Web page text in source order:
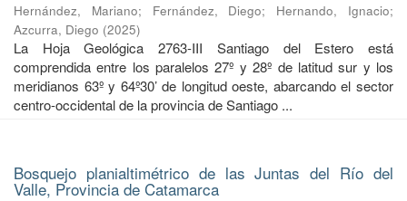
Hernández, Mariano; Fernández, Diego; Hernando, Ignacio;
Azcurra, Diego (2025)
La Hoja Geológica 2763-III Santiago del Estero está
comprendida entre los paralelos 27º y 28º de latitud sur y los
meridianos 63º y 64º30’ de longitud oeste, abarcando el sector
centro-occidental de la provincia de Santiago ...
Bosquejo planialtimétrico de las Juntas del Río del
Valle, Provincia de Catamarca